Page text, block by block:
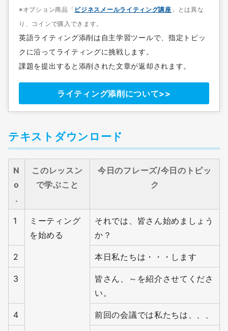
※オプション商品「 ビジネスメールライティング講座 」とは異な
り、コインで購入できます。
英語ライティング添削は自主学習ツールで、指定トピッ
クに沿ってライティングに挑戦します。
課題を提出すると添削された文章が返却されます。
ライティング添削について>>
テキストダウンロード
N
o
.
このレッスン
で学ぶこと
今日のフレーズ/今日のトピッ
ク
1
ミーティング
を始める
それでは、皆さん始めましょう
か？
2 本日私たちは・・・します
3
皆さん、～を紹介させてくださ
い。
4 前回の会議では私たちは、、、